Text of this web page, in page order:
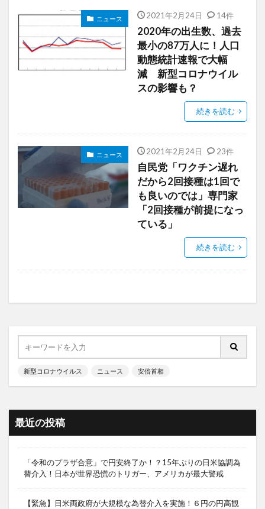
ニュース 2021年2月24日 14件
2020年の出生数、過去
最小の87万人に！人口
動態統計速報で大幅
減 新型コロナウイル
スの影響も？
続きを読む
ニュース 2021年2月24日 23件
自民党「ワクチン遅れ
だから2回接種は1回で
も良いのでは」専門家
「2回接種が前提になっ
ている」
続きを読む
新型コロナウイルス ニュース 安倍首相
最近の投稿
「令和のプラザ合意」で円安終了か！？15年ぶりの日米協調為
替介入！日本が世界恐慌のトリガー、アメリカが最大警戒
【緊急】日米両政府が大規模な為替介入を実施！６円の円高観